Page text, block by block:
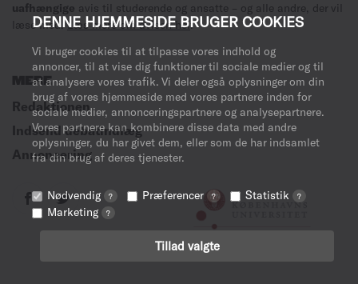
DENNE HJEMMESIDE BRUGER COOKIES
Vi bruger cookies til at tilpasse vores indhold og
annoncer, til at vise dig funktioner til sociale medier og til
at analysere vores trafik. Vi deler også oplysninger om din
brug af vores hjemmeside med vores partnere inden for
sociale medier, annonceringspartnere og analysepartnere.
Vores partnere kan kombinere disse data med andre
oplysninger, du har givet dem, eller som de har indsamlet
fra din brug af deres tjenester.
Nødvendig ? Præferencer ? Statistik ?
Marketing ?
Tillad valgte
uafhængige avis til studerende og ansatte – og alle andre, der vil
læse med.Læs mere om avisen her.
MERE
Redaktionen
Indsend debatindlæg
Annoncering